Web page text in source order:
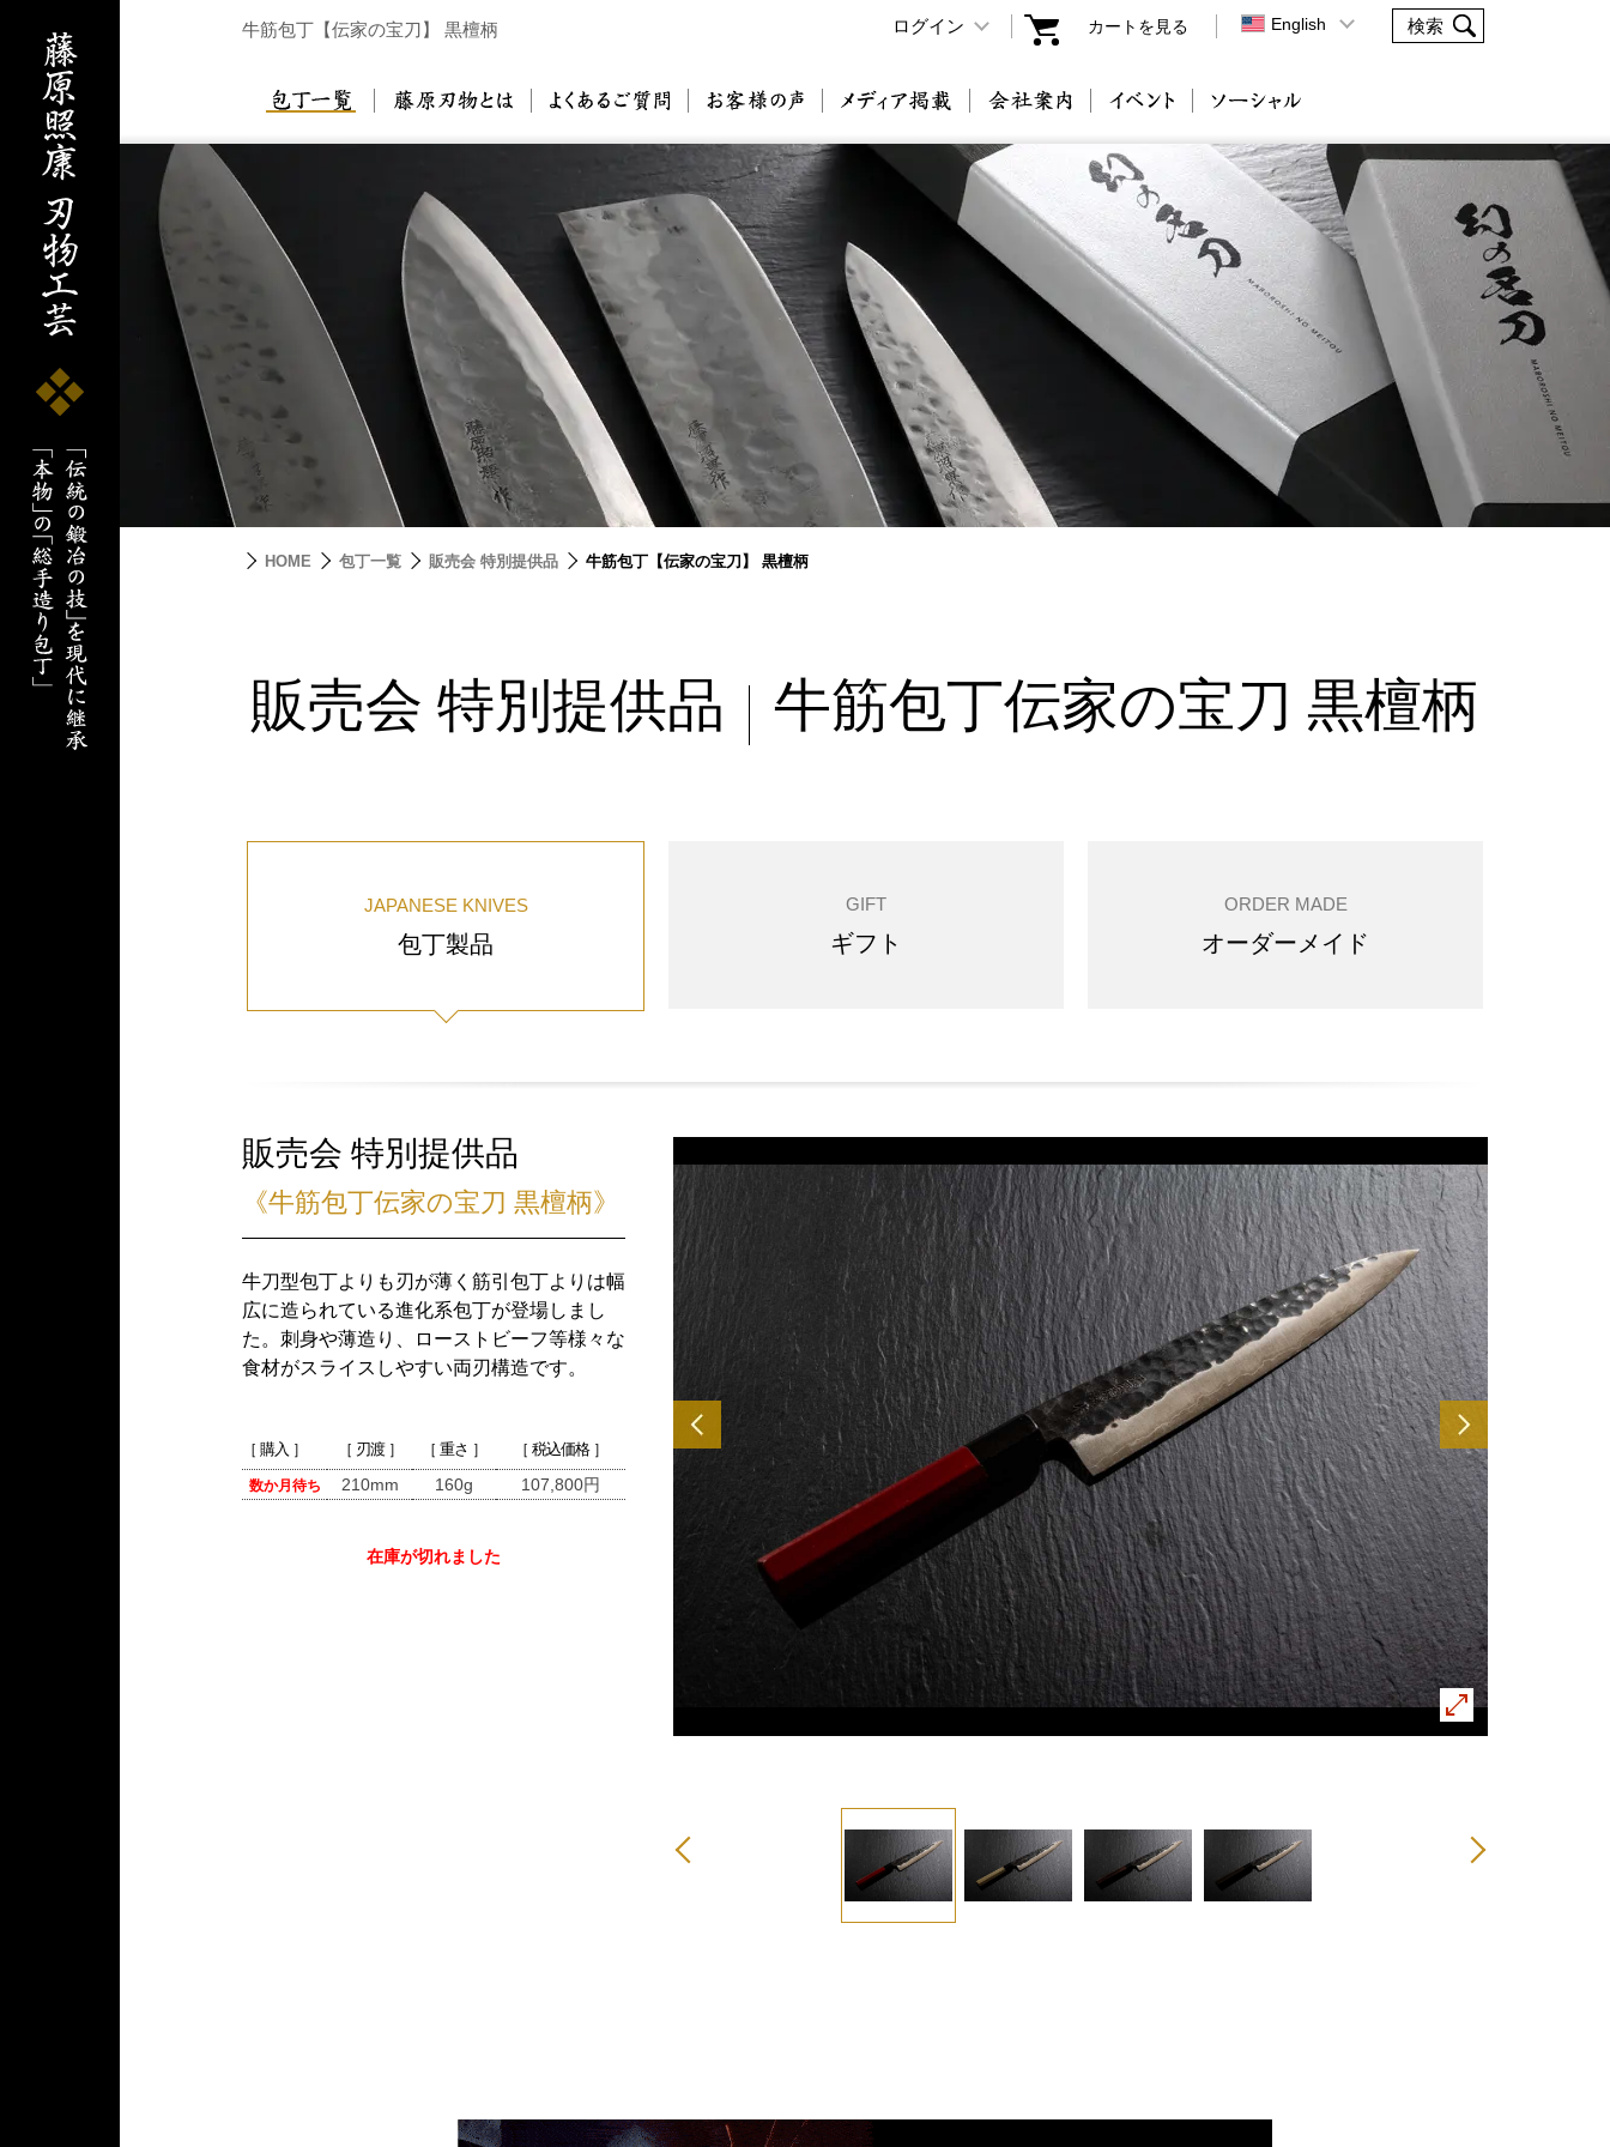
牛筋包丁【伝家の宝刀】 黒檀柄 ログイン カートを見る English
包丁一覧 藤原刃物とは よくあるご質問 お客様の声 メディア掲載 会社案内 イベント
HOME 包丁一覧 販売会 特別提供品 牛筋包丁【伝家の宝刀】 黒檀柄
販売会 特別提供品 牛筋包丁伝家の宝刀 黒檀柄
JAPANESE KNIVES
包丁製品
GIFT
ギフト
ORDER MADE
オーダーメイド
販売会 特別提供品
《牛筋包丁伝家の宝刀 黒檀柄》
牛刀型包丁よりも刃が薄く筋引包丁よりは幅
広に造られている進化系包丁が登場しまし
た。刺身や薄造り、ローストビーフ等様々な
食材がスライスしやすい両刃構造です。
［ 購入 ］ ［ 刃渡 ］ ［ 重さ ］ ［ 税込価格 ］
数か月待ち 210mm 160g 107,800円
在庫が切れました